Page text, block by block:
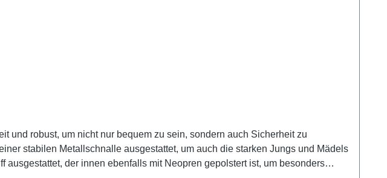
und robust, um nicht nur bequem zu sein, sondern auch Sicherheit zu
stabilen Metallschnalle ausgestattet, um auch die starken Jungs und Mädels
der innen ebenfalls mit Neopren gepolstert ist, um besonders